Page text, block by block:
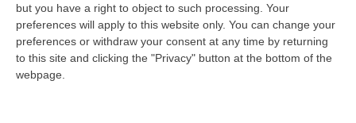
but you have a right to object to such processing. Your
preferences will apply to this website only. You can change your
preferences or withdraw your consent at any time by returning
to this site and clicking the "Privacy" button at the bottom of the
webpage.
COSENZAAnche quest’anno
l’amministrazione di Cosenza e il sindaco
Mario Occhiuto hanno inteso patrocinare la
fiera del fumetto Cosenza Comics And